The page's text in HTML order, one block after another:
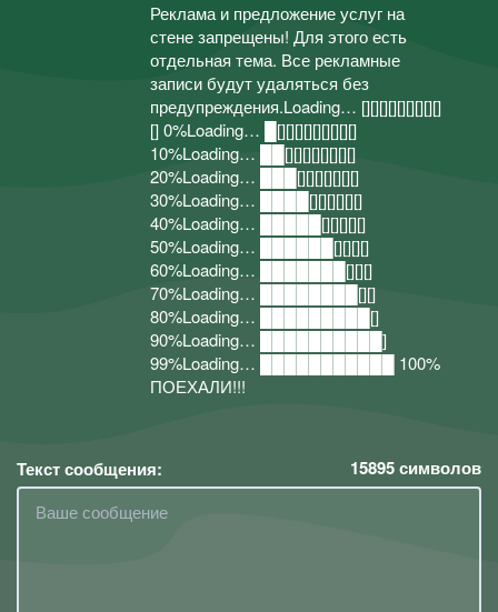
Реклама и предложение услуг на
стене запрещены! Для этого есть
отдельная тема. Все рекламные
записи будут удаляться без
предупреждения.Loading… [][][][][][][][][]
[] 0%Loading… █[][][][][][][][][]
10%Loading… ██[][][][][][][][]
20%Loading… ███[][][][][][][]
30%Loading… ████[][][][][][]
40%Loading… █████[][][][][]
50%Loading… ██████[][][][]
60%Loading… ███████[][][]
70%Loading… ████████[][]
80%Loading… █████████[]
90%Loading… ██████████]
99%Loading… ███████████ 100%
ПОЕХАЛИ!!!
Текст сообщения: 15895символов